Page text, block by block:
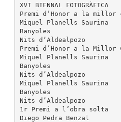
XVI BIENNAL FOTOGRÀFICA
Premi d’Honor a la millor
Miquel Planells Saurina
Banyoles
Nits d’Aldealpozo
Premi d’Honor a la Millor
Miquel Planells Saurina
Banyoles
Nits d’Aldealpozo
Miquel Planells Saurina
Banyoles
Nits d’Aldealpozo
1r Premi a l’obra solta
Diego Pedra Benzal